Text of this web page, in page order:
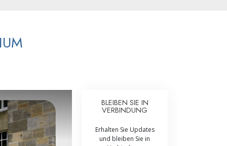
der Scientology
Integrität und Ehrlichkeit
Ehe
BLEIBEN SIE IN
VERBINDUNG
Erhalten Sie Updates
und bleiben Sie in